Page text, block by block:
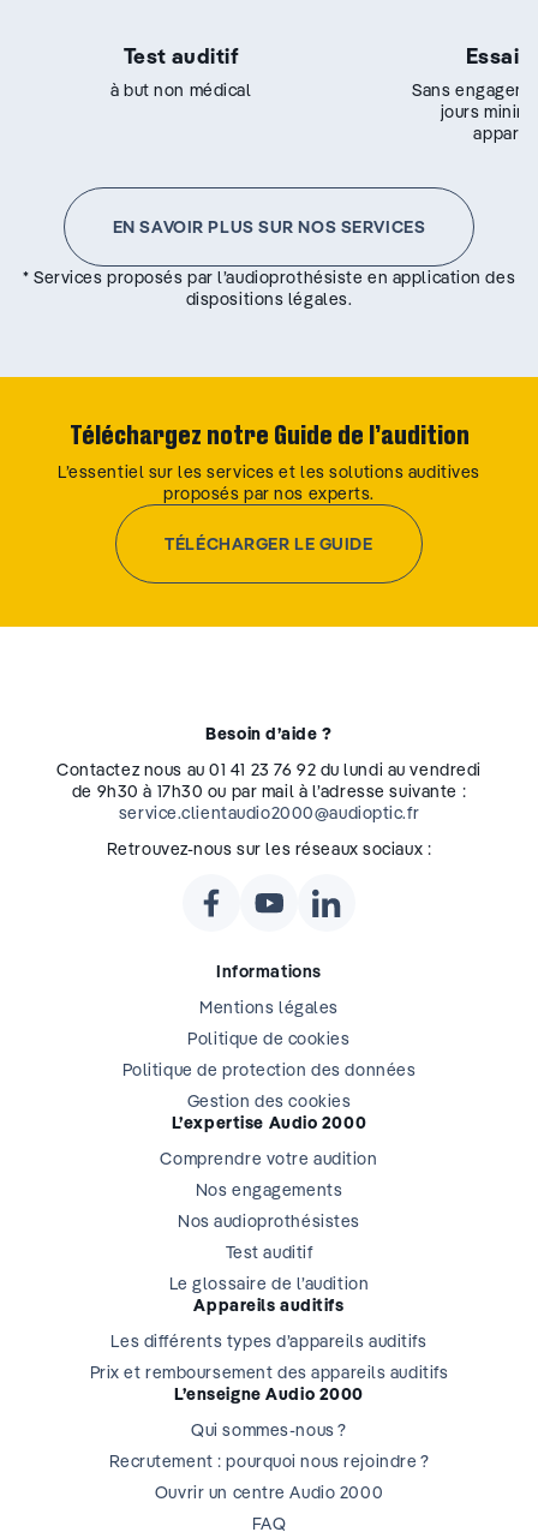
Test auditif
à but non médical
Essai
Sans
jours
EN SAVOIR PLUS SUR NOS SERVICES
* Services proposés par l’audioprothésiste en application des
dispositions légales.
Téléchargez notre Guide de l’audition
L’essentiel sur les services et les solutions auditives
proposés par nos experts.
TÉLÉCHARGER LE GUIDE
Besoin d’aide ?
Contactez nous au 01 41 23 76 92 du lundi au vendredi
de 9h30 à 17h30 ou par mail à l’adresse suivante :
service.clientaudio2000@audioptic.fr
Retrouvez-nous sur les réseaux sociaux :
Informations
Mentions légales
Politique de cookies
Politique de protection des données
Gestion des cookies
L’expertise Audio 2000
Comprendre votre audition
Nos engagements
Nos audioprothésistes
Test auditif
Le glossaire de l’audition
Appareils auditifs
Les différents types d’appareils auditifs
Prix et remboursement des appareils auditifs
L’enseigne Audio 2000
Qui sommes-nous ?
Recrutement : pourquoi nous rejoindre ?
Ouvrir un centre Audio 2000
FAQ